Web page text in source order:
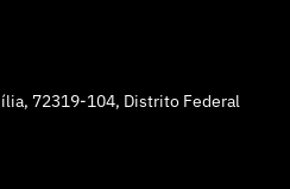
72319-104, Distrito Federal